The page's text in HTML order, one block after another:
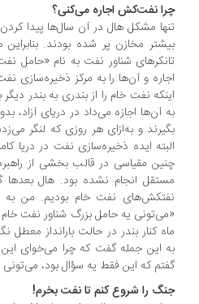
نفت‌کش اجاره می‌کنی؟
مشکل هال در آن سال‌ها پیدا کردن
مخازن پر شده بودند. بنابراین هال
و آن‌ها را به مرکز ذخیره‌سازی نفت
نفت خام را از بندری به بندر دیگر
آن‌ها اجازه می‌داد در دریای آزاد، بدون
و به‌ازای هر روزی که لنگر می‌زدند،
ایده ذخیره‌سازی نفت در دریا کاملاً
مقیاسی در قالب بخشی از راهبرد
انجام نشده بود. هال بعدها گفت:
نفت خام بودیم. من به یکی از
کنار بندر در حالت بارانداز معطل نگه
این جمله گفت که چرا می‌خوای این کار
که این فقط یه سؤال بود، می‌تونی یا
را شروع کنم تا نفت بخرم!